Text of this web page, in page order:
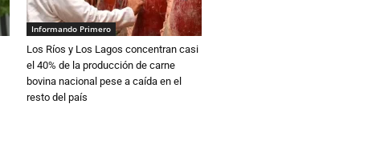
Informando Primero
Los Ríos y Los Lagos concentran casi
el 40% de la producción de carne
bovina nacional pese a caída en el
resto del país